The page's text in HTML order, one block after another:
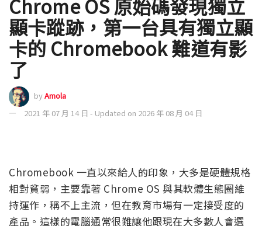
Chrome OS 原始碼發現獨立
顯卡蹤跡，第一台具有獨立顯
卡的 Chromebook 難道有影
了
byAmola
2021 年 07 月 14 日 - Updated on 2026 年 08 月 04 日
Chromebook 一直以來給人的印象，大多是硬體規格
相對貧弱，主要靠著 Chrome OS 與其軟體生態圈維
持運作，稱不上主流，但在教育市場有一定接受度的
產品。這樣的電腦通常很難讓他跟現在大多數人會選